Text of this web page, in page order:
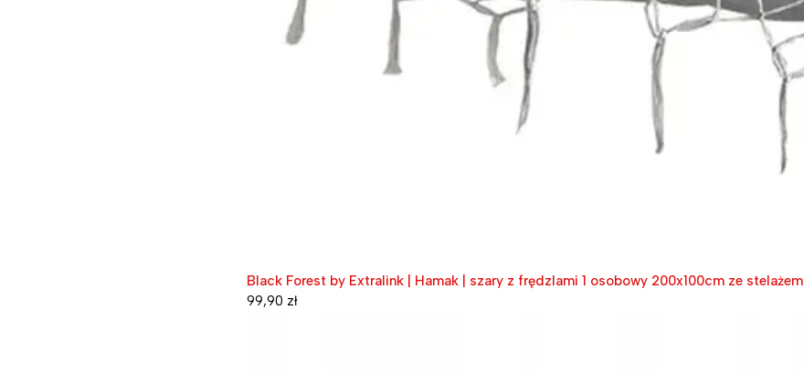
Black Forest by Extralink | Hamak | szary z frędzlami 1 osobowy 200x100cm ze stelażem
99,90 zł